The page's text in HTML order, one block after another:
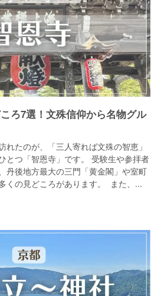
ろ7選！文殊信仰から名物グル
れたのが、「三人寄れば文殊の智恵」
とつ「智恩寺」です。 受験生や参拝者
丹後地方最大の三門「黄金閣」や室町
くの見どころがあります。 また、...